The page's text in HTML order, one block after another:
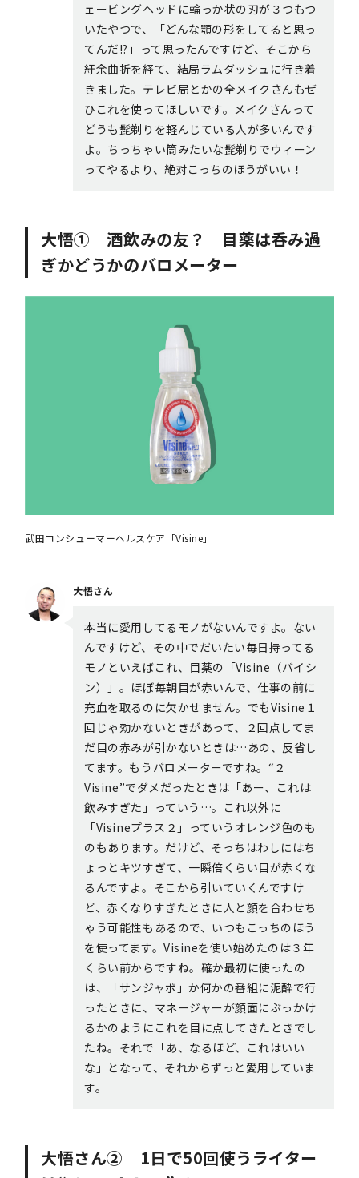
ェービングヘッドに輪っか状の刃が３つもつ
いたやつで、「どんな顎の形をしてると思っ
てんだ!?」って思ったんですけど、そこから
紆余曲折を経て、結局ラムダッシュに行き着
きました。テレビ局とかの全メイクさんもぜ
ひこれを使ってほしいです。メイクさんって
どうも髭剃りを軽んじている人が多いんです
よ。ちっちゃい筒みたいな髭剃りでウィーン
ってやるより、絶対こっちのほうがいい！
大悟① 酒飲みの友？ 目薬は呑み過
ぎかどうかのバロメーター
武田コンシューマーヘルスケア「Visine」
大悟さん
本当に愛用してるモノがないんですよ。ない
んですけど、その中でだいたい毎日持ってる
モノといえばこれ、目薬の「Visine（バイシ
ン）」。ほぼ毎朝目が赤いんで、仕事の前に
充血を取るのに欠かせません。でもVisine１
回じゃ効かないときがあって、２回点してま
だ目の赤みが引かないときは…あの、反省し
てます。もうバロメーターですね。“２
Visine”でダメだったときは「あー、これは
飲みすぎた」っていう…。これ以外に
「Visineプラス２」っていうオレンジ色のも
のもあります。だけど、そっちはわしにはち
ょっとキツすぎて、一瞬倍くらい目が赤くな
るんですよ。そこから引いていくんですけ
ど、赤くなりすぎたときに人と顔を合わせち
ゃう可能性もあるので、いつもこっちのほう
を使ってます。Visineを使い始めたのは３年
くらい前からですね。確か最初に使ったの
は、「サンジャポ」か何かの番組に泥酔で行
ったときに、マネージャーが顔面にぶっかけ
るかのようにこれを目に点してきたときでし
たね。それで「あ、なるほど、これはいい
な」となって、それからずっと愛用していま
す。
大悟さん② 1日で50回使うライター